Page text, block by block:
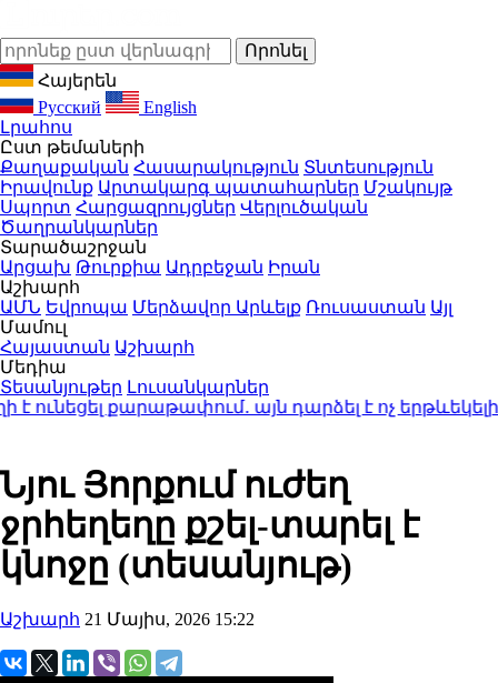
Հայերեն
Русский
English
Լրահոս
Ըստ թեմաների
Քաղաքական Հասարակություն Տնտեսություն
Իրավունք Արտակարգ պատահարներ Մշակույթ
Սպորտ Հարցազրույցներ Վերլուծական
Ծաղրանկարներ
Տարածաշրջան
Արցախ Թուրքիա Ադրբեջան Իրան
Աշխարհ
ԱՄՆ Եվրոպա Մերձավոր Արևելք Ռուսաստան Այլ
Մամուլ
Հայաստան Աշխարհ
Մեդիա
Տեսանյութեր Լուսանկարներ
քարաթափում․ այն դարձել է ոչ երթևեկելի
Նյու Յորքում ուժեղ
ջրհեղեղը քշել-տարել է
կնոջը (տեսանյութ)
Աշխարհ 21 Մայիս, 2026 15:22